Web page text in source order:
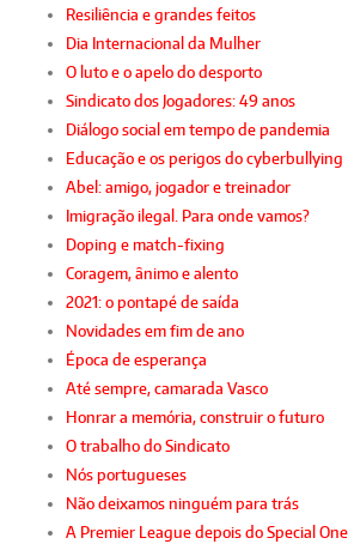
Resiliência e grandes feitos
Dia Internacional da Mulher
O luto e o apelo do desporto
Sindicato dos Jogadores: 49 anos
Diálogo social em tempo de pandemia
Educação e os perigos do cyberbullying
Abel: amigo, jogador e treinador
Imigração ilegal. Para onde vamos?
Doping e match-fixing
Coragem, ânimo e alento
2021: o pontapé de saída
Novidades em fim de ano
Época de esperança
Até sempre, camarada Vasco
Honrar a memória, construir o futuro
O trabalho do Sindicato
Nós portugueses
Não deixamos ninguém para trás
A Premier League depois do Special One